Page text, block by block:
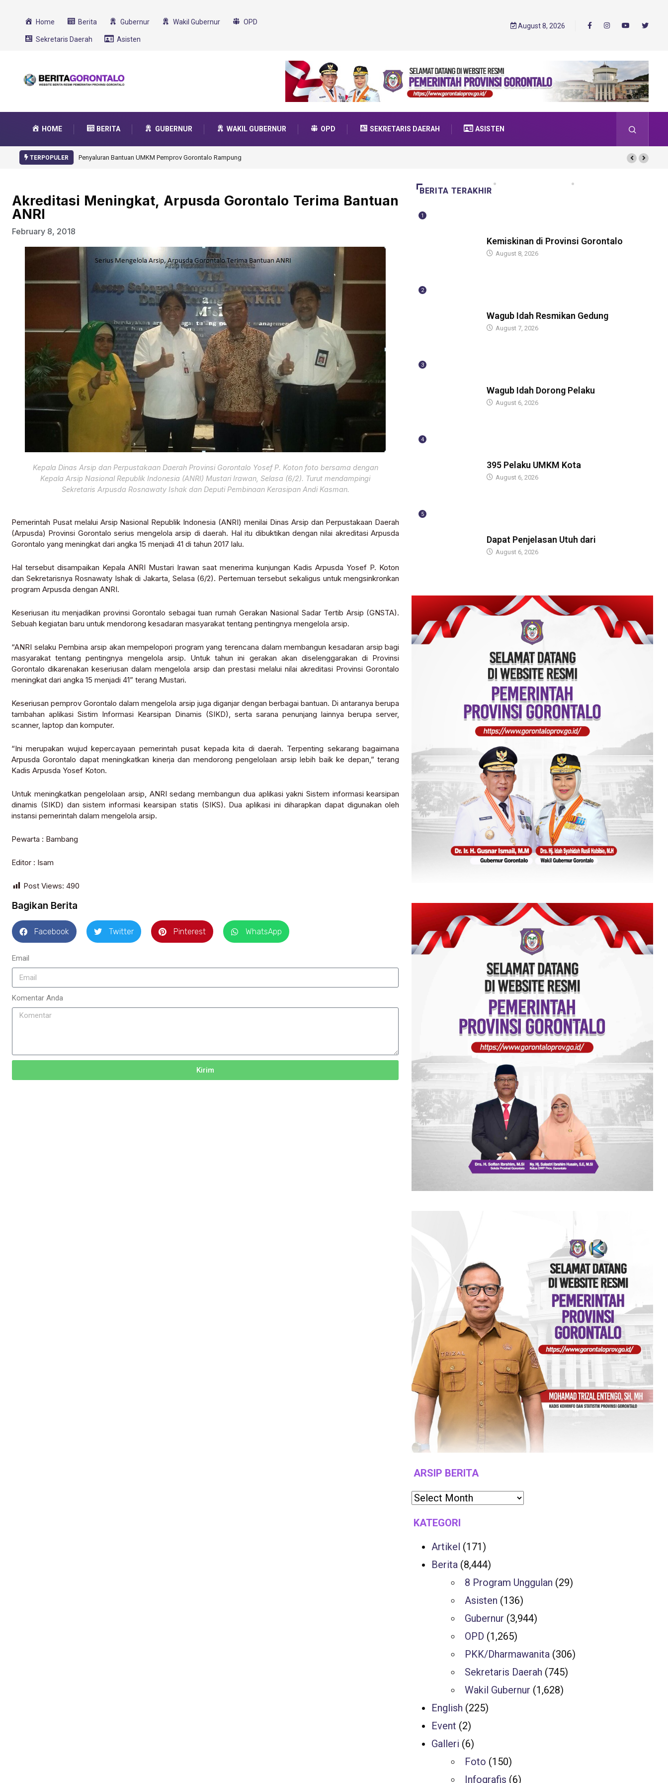
Home Berita Gubernur Wakil Gubernur OPD
Sekretaris Daerah Asisten
August 8, 2026
HOME BERITA GUBERNUR WAKIL GUBERNUR OPD SEKRETARIS DAERAH ASISTEN
TERPOPULER Gorontalo Ikut Dukung Program SMA Unggul Garuda Transformasi 2025
Akreditasi Meningkat, Arpusda Gorontalo Terima Bantuan
ANRI
February 8, 2018
Kepala Dinas Arsip dan Perpustakaan Daerah Provinsi Gorontalo Yosef P. Koton foto bersama dengan
Kepala Arsip Nasional Republik Indonesia (ANRI) Mustari Irawan, Selasa (6/2). Turut mendampingi
Sekretaris Arpusda Rosnawaty Ishak dan Deputi Pembinaan Kerasipan Andi Kasman.
Pemerintah Pusat melalui Arsip Nasional Republik Indonesia (ANRI) menilai Dinas Arsip dan Perpustakaan Daerah
(Arpusda) Provinsi Gorontalo serius mengelola arsip di daerah. Hal itu dibuktikan dengan nilai akreditasi Arpusda
Gorontalo yang meningkat dari angka 15 menjadi 41 di tahun 2017 lalu.
Hal tersebut disampaikan Kepala ANRI Mustari Irawan saat menerima kunjungan Kadis Arpusda Yosef P. Koton
dan Sekretarisnya Rosnawaty Ishak di Jakarta, Selasa (6/2). Pertemuan tersebut sekaligus untuk mengsinkronkan
program Arpusda dengan ANRI.
Keseriusan itu menjadikan provinsi Gorontalo sebagai tuan rumah Gerakan Nasional Sadar Tertib Arsip (GNSTA).
Sebuah kegiatan baru untuk mendorong kesadaran masyarakat tentang pentingnya mengelola arsip.
“ANRI selaku Pembina arsip akan mempelopori program yang terencana dalam membangun kesadaran arsip bagi
masyarakat tentang pentingnya mengelola arsip. Untuk tahun ini gerakan akan diselenggarakan di Provinsi
Gorontalo dikarenakan keseriusan dalam mengelola arsip dan prestasi melalui nilai akreditasi Provinsi Gorontalo
meningkat dari angka 15 menjadi 41” terang Mustari.
Keseriusan pemprov Gorontalo dalam mengelola arsip juga diganjar dengan berbagai bantuan. Di antaranya berupa
tambahan aplikasi Sistim Informasi Kearsipan Dinamis (SIKD), serta sarana penunjang lainnya berupa server,
scanner, laptop dan komputer.
“Ini merupakan wujud kepercayaan pemerintah pusat kepada kita di daerah. Terpenting sekarang bagaimana
Arpusda Gorontalo dapat meningkatkan kinerja dan mendorong pengelolaan arsip lebih baik ke depan,” terang
Kadis Arpusda Yosef Koton.
Untuk meningkatkan pengelolaan arsip, ANRI sedang membangun dua aplikasi yakni Sistem informasi kearsipan
dinamis (SIKD) dan sistem informasi kearsipan statis (SIKS). Dua aplikasi ini diharapkan dapat digunakan oleh
instansi pemerintah dalam mengelola arsip.
Pewarta : Bambang
Editor : Isam
Post Views: 490
Bagikan Berita
Facebook Twitter Pinterest WhatsApp
Email
Komentar Anda
Kirim
BERITA TERAKHIR
1
Kemiskinan di Provinsi Gorontalo
August 8, 2026
2
Wagub Idah Resmikan Gedung
August 7, 2026
3
Wagub Idah Dorong Pelaku
August 6, 2026
4
395 Pelaku UMKM Kota
August 6, 2026
5
Dapat Penjelasan Utuh dari
August 6, 2026
ARSIP BERITA
KATEGORI
Artikel (171)
Berita (8,444)
8 Program Unggulan (29)
Asisten (136)
Gubernur (3,944)
OPD (1,265)
PKK/Dharmawanita (306)
Sekretaris Daerah (745)
Wakil Gubernur (1,628)
English (225)
Event (2)
Galleri (6)
Foto (150)
Infografis (6)